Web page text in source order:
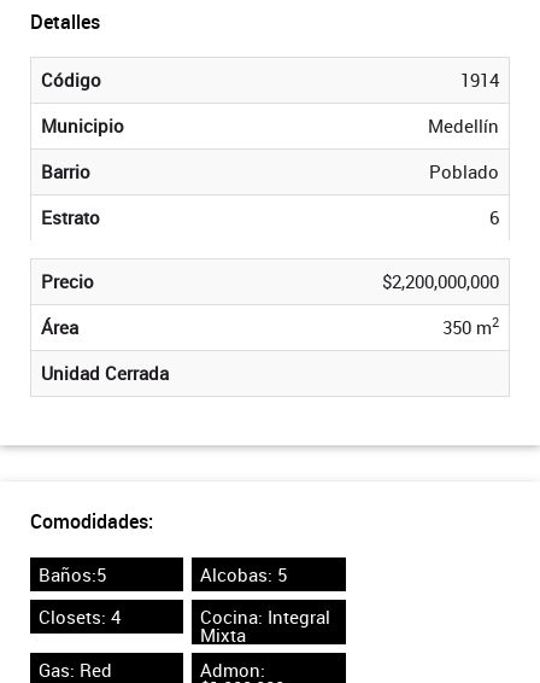
Detalles
Código
1914
Municipio
Medellín
Barrio
Poblado
Estrato
6
Precio
$2,200,000,000
Área
350 m2
Unidad Cerrada
Comodidades:
Baños:5
Alcobas: 5
Closets: 4
Cocina: Integral
Mixta
Gas: Red
Admon: